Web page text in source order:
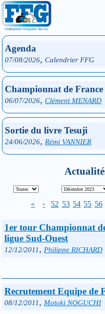
Agenda
07/08/2026, Calendrier FFG
Championnat de
06/07/2026, Clément MENARD
Sortie du livre Tesuji
24/06/2026, Rémi VANNIER
« ‹ 52 53 54 55 56
1er tour Championnat
ligue Sud-Ouest
12/12/2011, Philippe RICHARD
Recrutement Equipe de
08/12/2011, Motoki NOGUCHI